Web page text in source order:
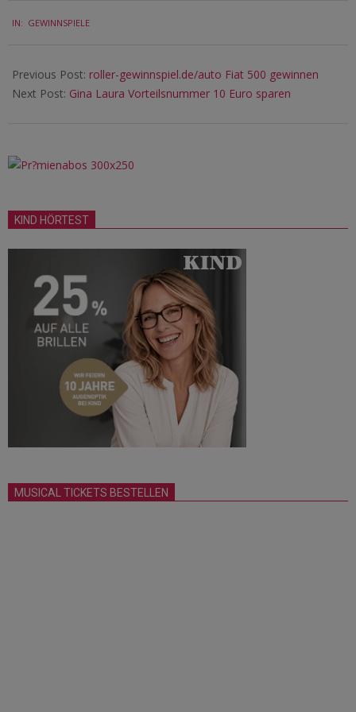
04-
IN: GEWINNSPIELE
Previous Post: roller-gewinnspiel.de/auto Fiat 500 gewinnen
Next Post: Gina Laura Vorteilsnummer 10 Euro sparen
KIND HÖRTEST
MUSICAL TICKETS BESTELLEN